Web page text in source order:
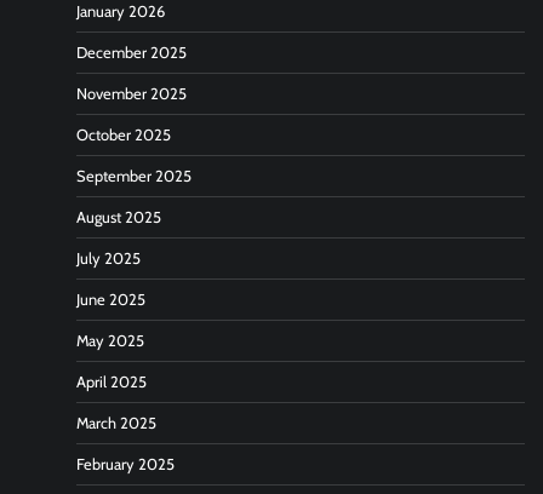
January 2026
December 2025
November 2025
October 2025
September 2025
August 2025
July 2025
June 2025
May 2025
April 2025
March 2025
February 2025